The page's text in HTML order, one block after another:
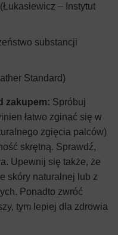
– Instytut
substancji
Standard)
zakupem: Spróbuj
łatwo zginać się w
zgięcia palców)
skrętną. Sprawdź,
Upewnij się także, że
skóry naturalnej lub z
Ponadto zwróć
tym lepiej dla zdrowia